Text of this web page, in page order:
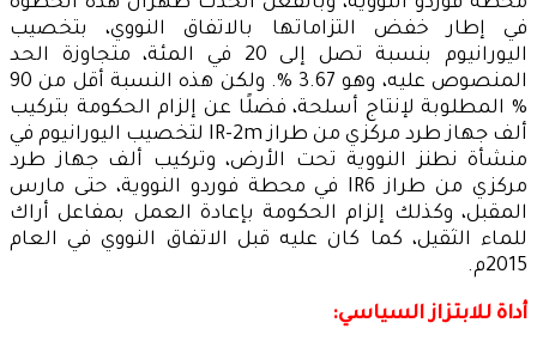
في إطار خفض التزاماتها بالاتفاق النووي، بتخصيب
اليورانيوم بنسبة تصل إلى 20 في المئة، متجاوزة الحد
المنصوص عليه، وهو 3.67 %. ولكن هذه النسبة أقل من 90
% المطلوبة لإنتاج أسلحة، فضلًا عن إلزام الحكومة بتركيب
ألف جهاز طرد مركزي من طراز IR-2m لتخصيب اليورانيوم في
منشأة نطنز النووية تحت الأرض، وتركيب ألف جهاز طرد
مركزي من طراز IR6 في محطة فوردو النووية، حتى مارس
المقبل، وكذلك إلزام الحكومة بإعادة العمل بمفاعل أراك
للماء الثقيل، كما كان عليه قبل الاتفاق النووي في العام
2015م.
أداة للابتزاز السياسي: